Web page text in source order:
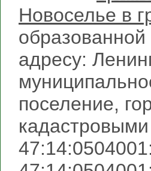
Новоселье в
адресу:
поселение,